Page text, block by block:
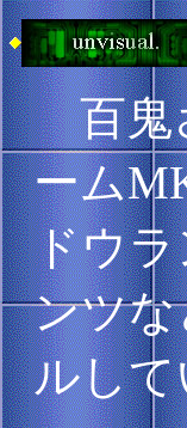
百鬼
ーム
ドウラ
ンツ
ルし